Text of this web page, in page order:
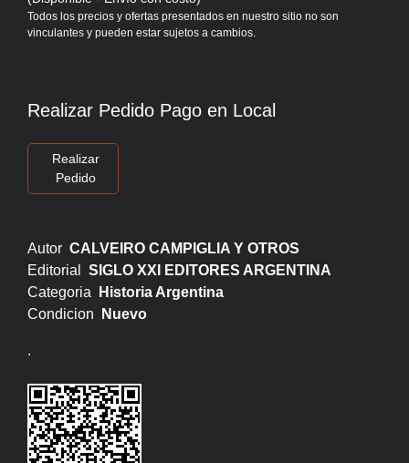
Todos los precios y ofertas presentados en nuestro sitio no son
vinculantes y pueden estar sujetos a cambios.
Realizar Pedido Pago en Local
Realizar
Pedido
Autor CALVEIRO CAMPIGLIA Y OTROS
Editorial SIGLO XXI EDITORES ARGENTINA
Categoria
Historia Argentina
Condicion
Nuevo
.